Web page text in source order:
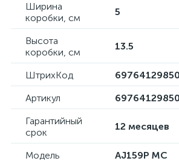
Ширина
коробки, см
5
Высота
коробки, см
13.5
ШтрихКод
Артикул
Гарантийный
срок
12 месяцев
Модель
AJ159P MC